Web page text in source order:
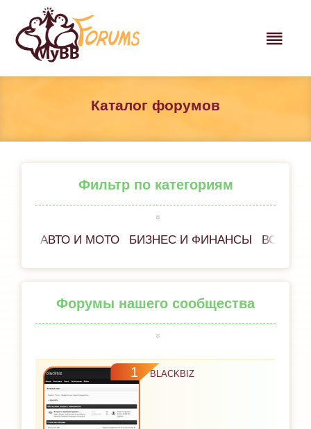
Каталог форумов
Фильтр по категориям
АВТО И МОТО БИЗНЕС И ФИНАНСЫ ВСЁ
Форумы нашего сообщества
1 BLACKBIZ